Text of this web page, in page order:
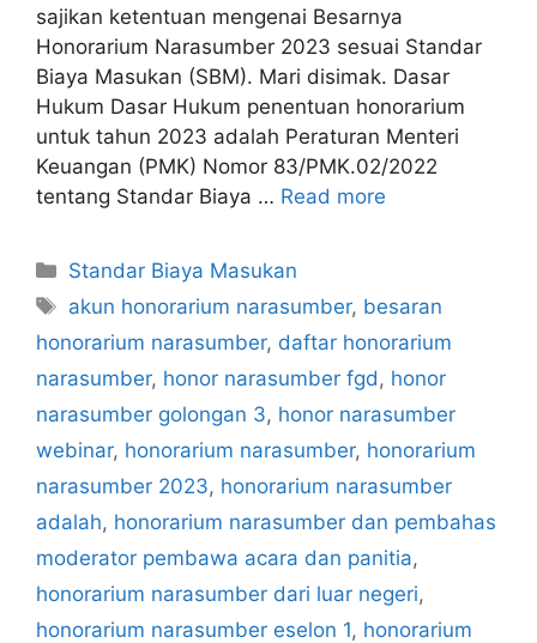
sajikan ketentuan mengenai Besarnya
Honorarium Narasumber 2023 sesuai Standar
Biaya Masukan (SBM). Mari disimak. Dasar
Hukum Dasar Hukum penentuan honorarium
untuk tahun 2023 adalah Peraturan Menteri
Keuangan (PMK) Nomor 83/PMK.02/2022
tentang Standar Biaya … Read more
Categories
Standar Biaya Masukan
Tags
akun honorarium narasumber, besaran
honorarium narasumber, daftar honorarium
narasumber, honor narasumber fgd , honor
narasumber golongan 3, honor narasumber
webinar, honorarium narasumber, honorarium
narasumber 2023, honorarium narasumber
adalah, honorarium narasumber dan pembahas
moderator pembawa acara dan panitia,
honorarium narasumber dari luar negeri,
honorarium narasumber eselon 1, honorarium